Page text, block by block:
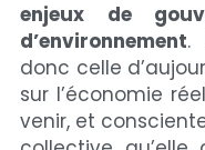
enjeux de
d’environnement.
donc celle
sur l’économie
venir, et